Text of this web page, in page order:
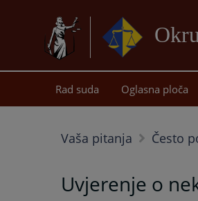
Rad suda Oglasna ploča
Vaša pitanja Često
Uvjerenje o